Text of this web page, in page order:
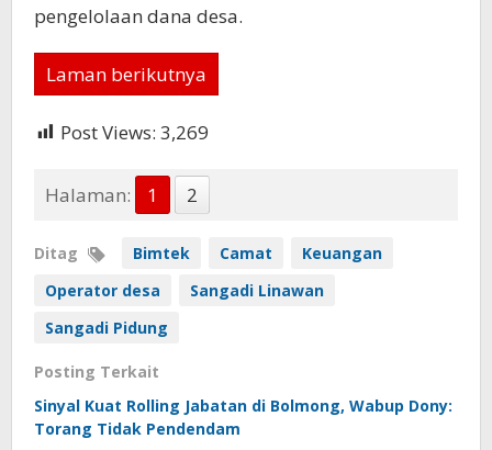
pengelolaan dana desa.
Laman berikutnya
Post Views: 3,269
Halaman: 1 2
Ditag Bimtek Camat
Keuangan
Operator desa
Sangadi Linawan
Sangadi Pidung
Posting Terkait
Sinyal Kuat Rolling Jabatan di Bolmong, Wabup Dony:
Torang Tidak Pendendam